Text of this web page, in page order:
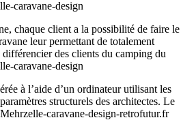
chaque client a la possibilité de faire le
leur permettant de totalement
différencier des clients du camping du
à l’aide d’un ordinateur utilisant les
structurels des architectes. Le